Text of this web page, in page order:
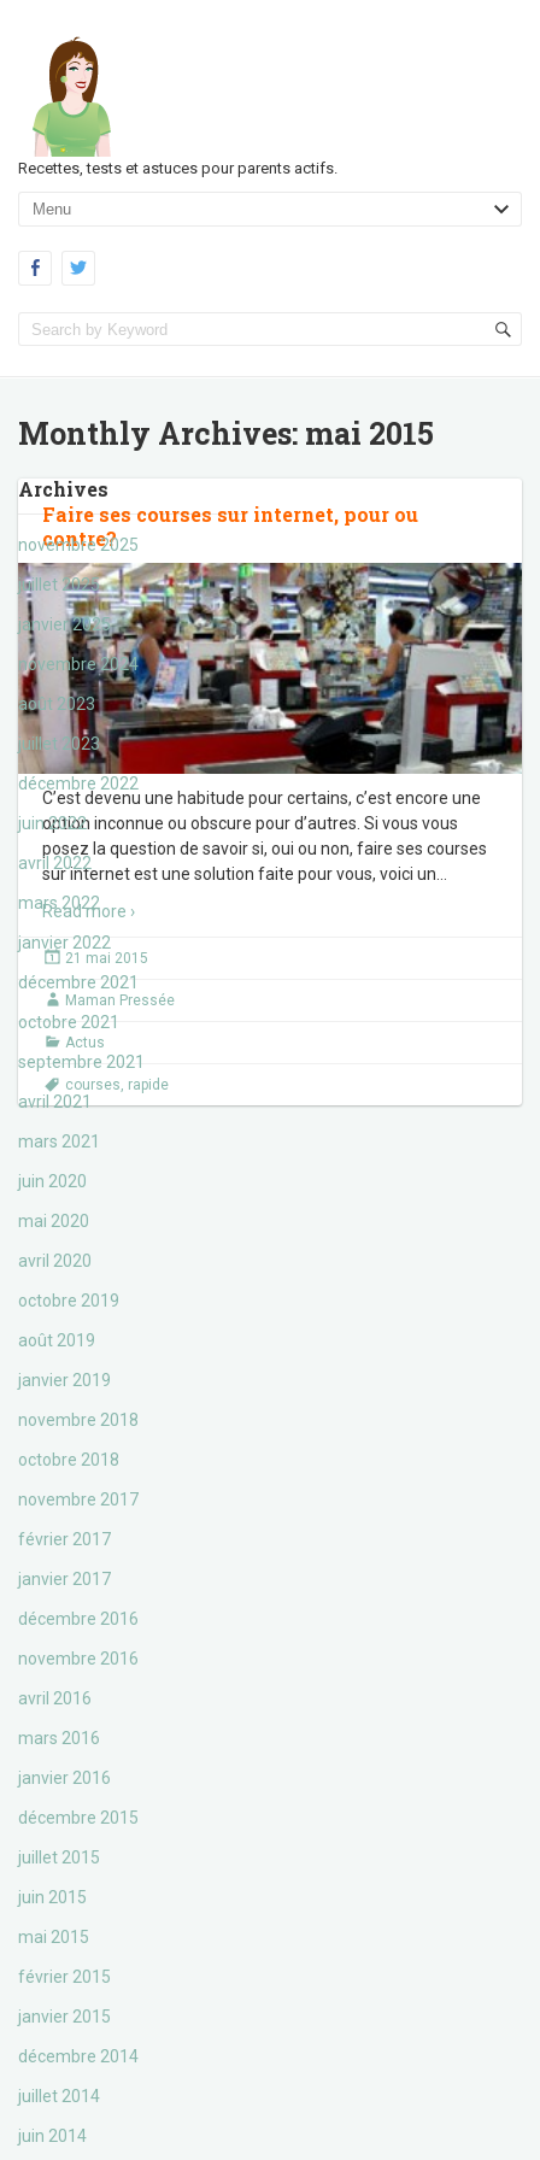
Recettes, tests et astuces pour parents actifs.
Monthly Archives: mai 2015
Archives
novembre 2025
juillet 2025
janvier 2025
novembre 2024
août 2023
juillet 2023
décembre 2022
juin 2022
avril 2022
mars 2022
janvier 2022
décembre 2021
octobre 2021
septembre 2021
avril 2021
mars 2021
juin 2020
mai 2020
avril 2020
octobre 2019
août 2019
janvier 2019
novembre 2018
octobre 2018
novembre 2017
février 2017
janvier 2017
décembre 2016
novembre 2016
avril 2016
mars 2016
janvier 2016
décembre 2015
juillet 2015
juin 2015
mai 2015
février 2015
janvier 2015
décembre 2014
juillet 2014
juin 2014
Faire ses courses sur internet, pour ou
contre?
C’est devenu une habitude pour certains, c’est encore une
option inconnue ou obscure pour d’autres. Si vous vous
posez la question de savoir si, oui ou non, faire ses courses
sur internet est une solution faite pour vous, voici un
Read more ›
21 mai 2015
Maman Pressée
Actus
courses, rapide